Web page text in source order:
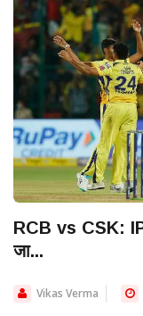
RCB vs CSK:
जा...
Vikas Verma